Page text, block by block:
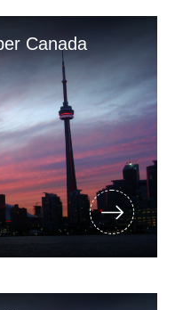
Canada